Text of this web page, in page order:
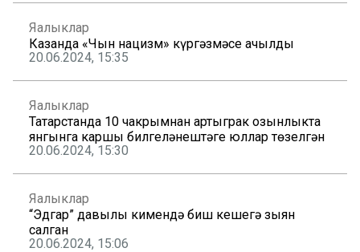
Яңалыклар
Казанда «Чын нацизм» күргәзмәсе ачылды
20.06.2024, 15:35
Яңалыклар
Татарстанда 10 чакрымнан артыграк озынлыкта
янгынга каршы билгеләнештәге юллар төзелгән
20.06.2024, 15:30
Яңалыклар
“Эдгар” давылы кимендә биш кешегә зыян
салган
20.06.2024, 15:06